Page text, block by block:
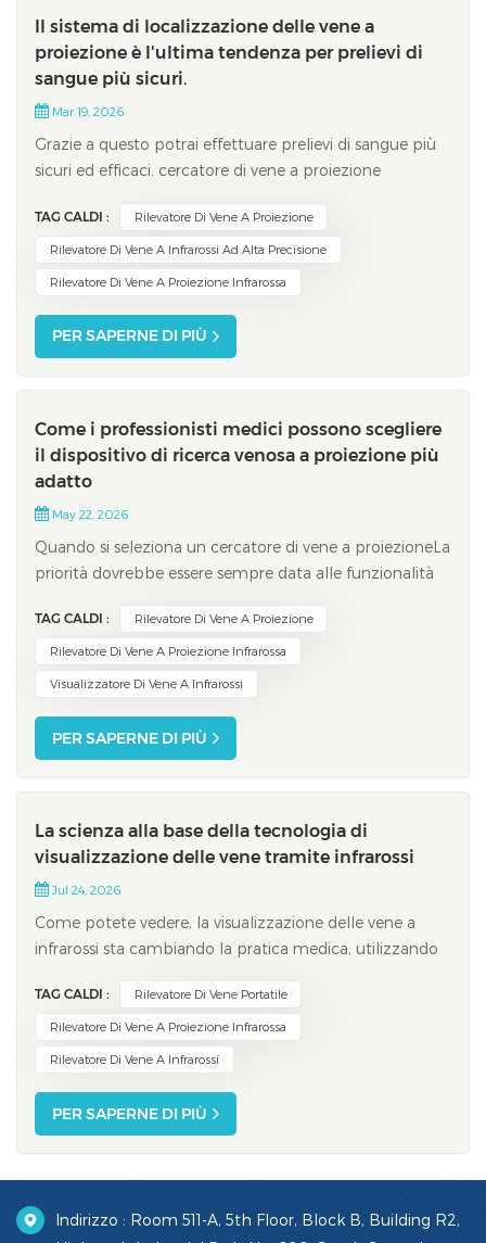
Il sistema di localizzazione delle vene a
proiezione è l'ultima tendenza per prelievi di
sangue più sicuri.
Mar 19, 2026
Grazie a questo potrai effettuare prelievi di sangue più
sicuri ed efficaci. cercatore di vene a proiezione
pazienti di beneficiare di una maggiore accuratezza
clinica, di un minore disagio e di un minor numero di
complicazioni. La tabella segu...
TAG CALDI : Rilevatore Di Vene A Proiezione
Rilevatore Di Vene A Infrarossi Ad Alta Precisione
Rilevatore Di Vene A Proiezione Infrarossa
PER SAPERNE DI PIÙ
Come i professionisti medici possono scegliere
il dispositivo di ricerca venosa a proiezione più
adatto
May 22, 2026
Quando si seleziona un cercatore di vene a proiezioneLa
priorità dovrebbe essere sempre data alle funzionalità
studi clinici dimostrano costantemente che i dispositivi
dotati di elevata nitidezza delle immagini e di una
visualizzazione avanzat...
TAG CALDI : Rilevatore Di Vene A Proiezione
Rilevatore Di Vene A Proiezione Infrarossa
Visualizzatore Di Vene A Infrarossi
PER SAPERNE DI PIÙ
La scienza alla base della tecnologia di
visualizzazione delle vene tramite infrarossi
Jul 24, 2026
Come potete vedere, la visualizzazione delle vene a
infrarossi sta cambiando la pratica medica, utilizzando
nel sangue. Questo processo consente a un rilevatore di
vene a infrarossi di livello ospedaliero di visualizzare
istantaneamente le v...
TAG CALDI : Rilevatore Di Vene Portatile
Rilevatore Di Vene A Proiezione Infrarossa
Rilevatore Di Vene A Infrarossi
PER SAPERNE DI PIÙ
Indirizzo : Room 511-A, 5th Floor, Block B, Building R2,